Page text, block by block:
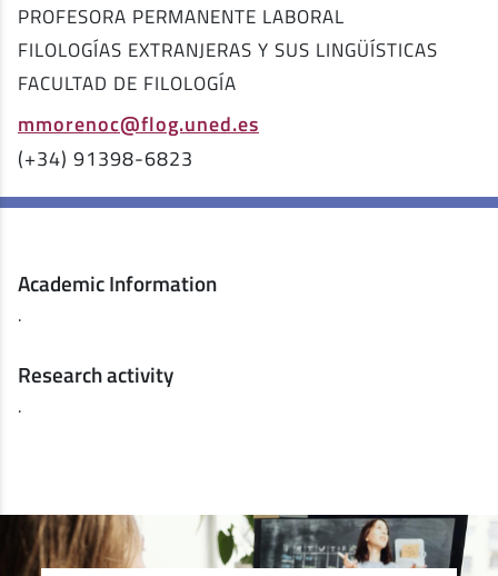
PROFESORA PERMANENTE LABORAL
FILOLOGÍAS EXTRANJERAS Y SUS LINGÜÍSTICAS
FACULTAD DE FILOLOGÍA
mmorenoc@flog.uned.es
(+34) 91398-6823
Academic Information
.
Research activity
.